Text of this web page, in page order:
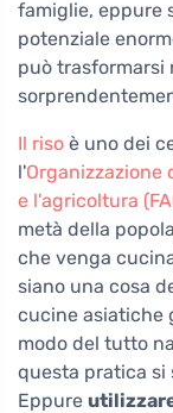
famiglie, eppure
potenziale
può trasformarsi
Il riso è uno dei
l'Organizzazione
e l'agricoltura
metà della
che venga
siano una cosa
cucine asiatiche
modo del tutto
questa pratica si
Eppure